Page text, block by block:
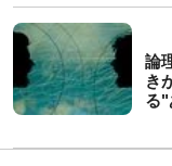
論
き
る"